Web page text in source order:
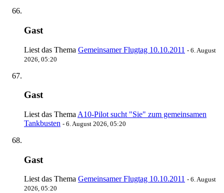
Gast
Liest das Thema Gemeinsamer Flugtag 10.10.2011 - 6. August
2026, 05:20
Gast
Liest das Thema A10-Pilot sucht "Sie" zum gemeinsamen
Tankbusten - 6. August 2026, 05:20
Gast
Liest das Thema Gemeinsamer Flugtag 10.10.2011 - 6. August
2026, 05:20